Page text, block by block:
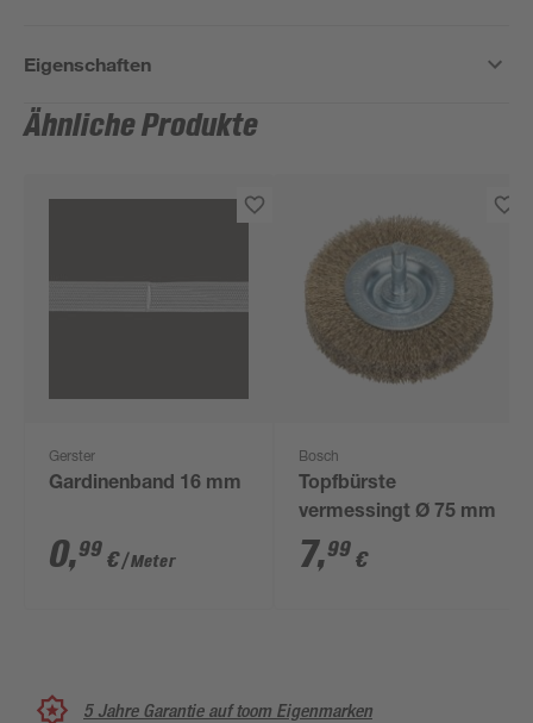
Eigenschaften
Ähnliche Produkte
Gerster
Gardinenband 16 mm
0,99 €/ Meter
Bosch
Topfbürste
vermessingt Ø 75 mm
7,99 €
5 Jahre Garantie auf toom Eigenmarken